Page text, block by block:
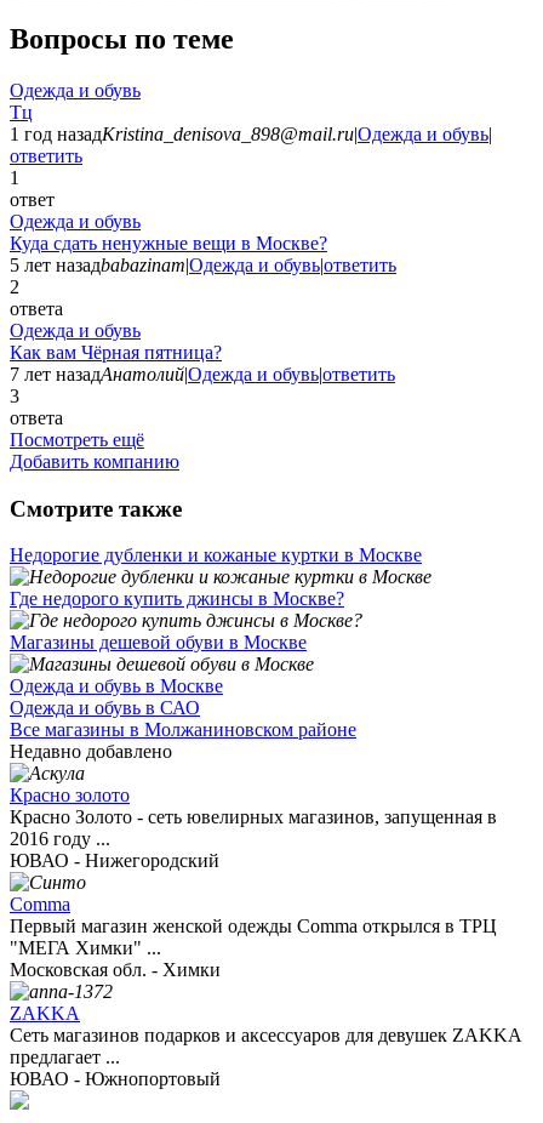
Вопросы по теме
Одежда и обувь
Тц
1 год назадKristina_denisova_898@mail.ru|Одежда и обувь|
ответить
1
ответ
Одежда и обувь
Куда сдать ненужные вещи в Москве?
5 лет назадbabazinam|Одежда и обувь|ответить
2
ответа
Одежда и обувь
Как вам Чёрная пятница?
7 лет назадАнатолий|Одежда и обувь|ответить
3
ответа
Посмотреть ещё
Добавить компанию
Смотрите также
Недорогие дубленки и кожаные куртки в Москве
Где недорого купить джинсы в Москве?
Магазины дешевой обуви в Москве
Одежда и обувь в Москве
Одежда и обувь в САО
Все магазины в Молжаниновском районе
Недавно добавлено
Красно золото
Красно Золото - сеть ювелирных магазинов, запущенная в
2016 году ...
ЮВАО - Нижегородский
Comma
Первый магазин женской одежды Сomma открылся в ТРЦ
"МЕГА Химки" ...
Московская обл. - Химки
ZAKKA
Сеть магазинов подарков и аксессуаров для девушек ZAKKA
предлагает ...
ЮВАО - Южнопортовый